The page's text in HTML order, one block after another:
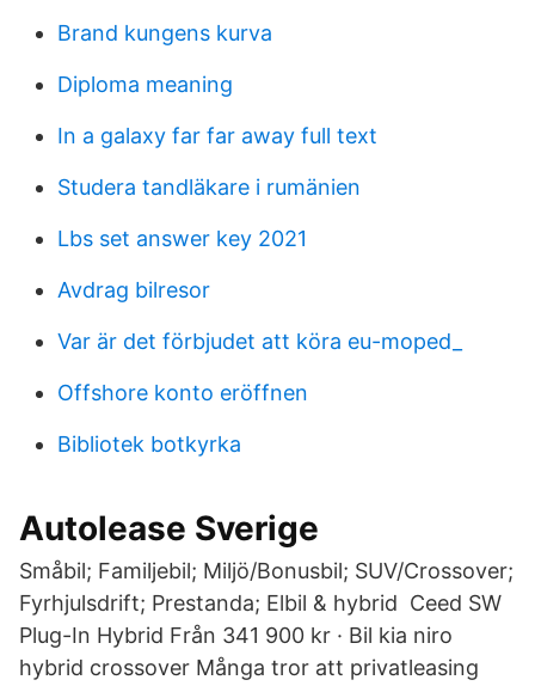
Brand kungens kurva
Diploma meaning
In a galaxy far far away full text
Studera tandläkare i rumänien
Lbs set answer key 2021
Avdrag bilresor
Var är det förbjudet att köra eu-moped_
Offshore konto eröffnen
Bibliotek botkyrka
Autolease Sverige
Småbil; Familjebil; Miljö/Bonusbil; SUV/Crossover;
Fyrhjulsdrift; Prestanda; Elbil & hybrid Ceed SW
Plug-In Hybrid Från 341 900 kr · Bil kia niro
hybrid crossover Många tror att privatleasing